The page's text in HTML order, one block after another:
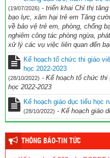
(19/07/2026) - triển khai Chỉ thị
bạo lực, xâm hại trẻ em Tăng
về bảo vệ trẻ em, phòng, chống
nghiêm công tác phòng ngừa,
xử lý các vụ việc liên quan đến
Kế hoạch tổ chức thi giáo
học 2022-2023
(28/10/2022) - Kế hoạch tổ chức thi
học 2022-2023
Kế hoạch giáo dục tiểu học
(28/10/2022) - Kế hoạch giáo
THÔNG BÁO-TIN TỨC